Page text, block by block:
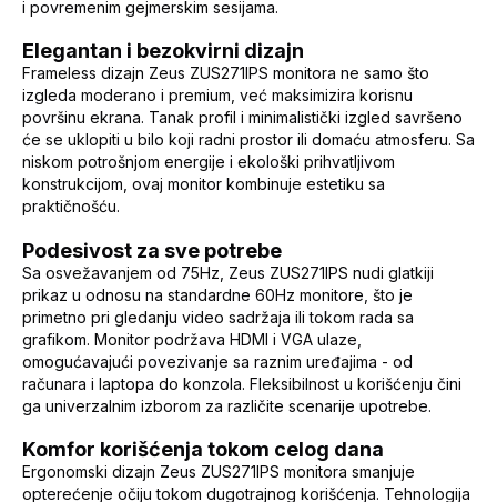
i povremenim gejmerskim sesijama.
Elegantan i bezokvirni dizajn
Frameless dizajn Zeus ZUS271IPS monitora ne samo što
izgleda moderano i premium, već maksimizira korisnu
površinu ekrana. Tanak profil i minimalistički izgled savršeno
će se uklopiti u bilo koji radni prostor ili domaću atmosferu. Sa
niskom potrošnjom energije i ekološki prihvatljivom
konstrukcijom, ovaj monitor kombinuje estetiku sa
praktičnošću.
Podesivost za sve potrebe
Sa osvežavanjem od 75Hz, Zeus ZUS271IPS nudi glatkiji
prikaz u odnosu na standardne 60Hz monitore, što je
primetno pri gledanju video sadržaja ili tokom rada sa
grafikom. Monitor podržava HDMI i VGA ulaze,
omogućavajući povezivanje sa raznim uređajima - od
računara i laptopa do konzola. Fleksibilnost u korišćenju čini
ga univerzalnim izborom za različite scenarije upotrebe.
Komfor korišćenja tokom celog dana
Ergonomski dizajn Zeus ZUS271IPS monitora smanjuje
opterećenje očiju tokom dugotrajnog korišćenja. Tehnologija